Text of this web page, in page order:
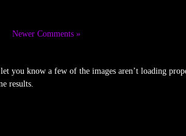
Newer Comments »
you know a few of the images aren’t loading
results.